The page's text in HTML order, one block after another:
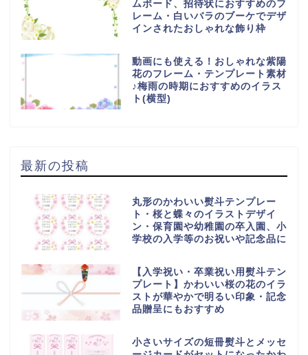
ムボード、招待状におすすめのフ
レーム・白いバラのブーケでデザ
インされたおしゃれな飾り枠
動画にも使える！おしゃれな紫陽
花のフレーム・テンプレート素材
♪梅雨の時期におすすめのイラス
ト(横型)
最新の投稿
丸形のかわいい熨斗テンプレー
ト・桜と蝶々のイラストデザイ
ン・保育園や幼稚園の卒入園、小
学校の入学等のお祝いや記念品に
【入学祝い・卒業祝い用熨斗テン
プレート】かわいい桜の花のイラ
ストが華やかで明るい印象・記念
品贈呈にもおすすめ
小さいサイズの短冊熨斗とメッセ